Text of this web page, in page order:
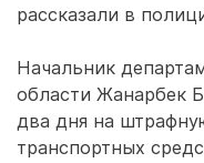
рассказали в
Начальник
области Жанарбек
два дня на
транспортных